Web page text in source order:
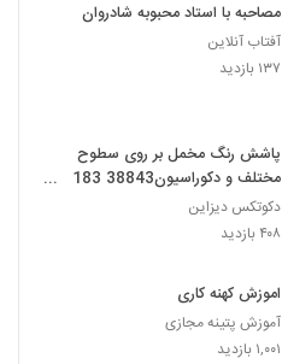
مصاحبه با استاد محبوبه شادروان
آفتاب آنلاین
۱۳۷ بازدید
پاشش رنگ مخمل بر روی سطوح
مختلف و دکوراسیون38843 183
0910
دکوتکس دیزاین
۴۰۸ بازدید
اموزش کهنه کاری
آموزش پتینه مجازی
۱,۰۰۱ بازدید